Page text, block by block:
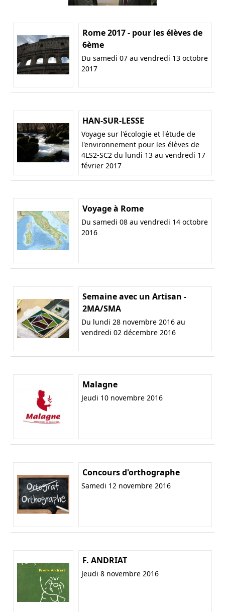
Rome 2017 - pour les élèves de
6ème
Du samedi 07 au vendredi 13 octobre
2017
HAN-SUR-LESSE
Voyage sur l'écologie et l'étude de
l'environnement pour les élèves de
4LS2-SC2 du lundi 13 au vendredi 17
février 2017
Voyage à Rome
Du samedi 08 au vendredi 14 octobre
2016
Semaine avec un Artisan -
2MA/SMA
Du lundi 28 novembre 2016 au
vendredi 02 décembre 2016
Malagne
Jeudi 10 novembre 2016
Concours d'orthographe
Samedi 12 novembre 2016
F. ANDRIAT
Jeudi 8 novembre 2016